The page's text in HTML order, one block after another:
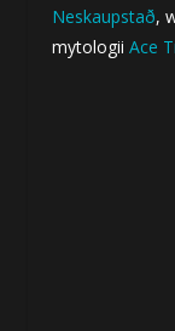
Neskaupstað,
mytologii Ace